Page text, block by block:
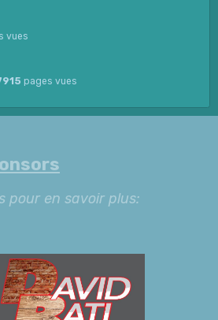
vues
pages vues
pour en savoir plus: